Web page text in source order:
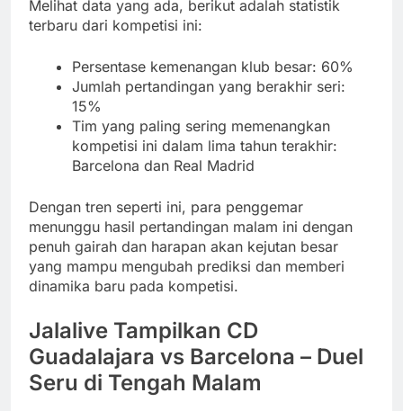
Melihat data yang ada, berikut adalah statistik
terbaru dari kompetisi ini:
Persentase kemenangan klub besar: 60%
Jumlah pertandingan yang berakhir seri:
15%
Tim yang paling sering memenangkan
kompetisi ini dalam lima tahun terakhir:
Barcelona dan Real Madrid
Dengan tren seperti ini, para penggemar
menunggu hasil pertandingan malam ini dengan
penuh gairah dan harapan akan kejutan besar
yang mampu mengubah prediksi dan memberi
dinamika baru pada kompetisi.
Jalalive Tampilkan CD
Guadalajara vs Barcelona – Duel
Seru di Tengah Malam